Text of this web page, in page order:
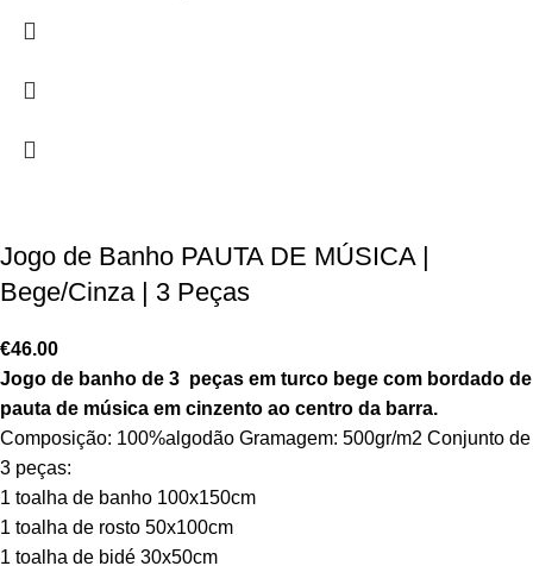
Jogo de Banho PAUTA DE MÚSICA |
Bege/Cinza | 3 Peças
€46.00
Jogo de banho de 3 peças em turco bege com bordado de
pauta de música em cinzento ao centro da barra.
Composição: 100%algodão Gramagem: 500gr/m2 Conjunto de
3 peças:
1 toalha de banho 100x150cm
1 toalha de rosto 50x100cm
1 toalha de bidé 30x50cm